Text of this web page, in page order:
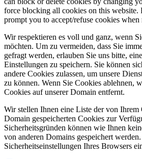
force blocking all cookies on this
prompt you to accept/refuse cookies
Wir respektieren es voll und ganz, wenn
möchten. Um zu vermeiden, dass Sie
gefragt werden, erlauben Sie uns bitte,
Einstellungen zu speichern. Sie können
andere Cookies zulassen, um unsere
zu können. Wenn Sie Cookies ablehnen,
Cookies auf unserer Domain entfernt.
Wir stellen Ihnen eine Liste der von Ihrem
Domain gespeicherten Cookies zur
Sicherheitsgründen können wie Ihnen
von anderen Domains gespeichert
Sicherheitseinstellungen Ihres Browsers